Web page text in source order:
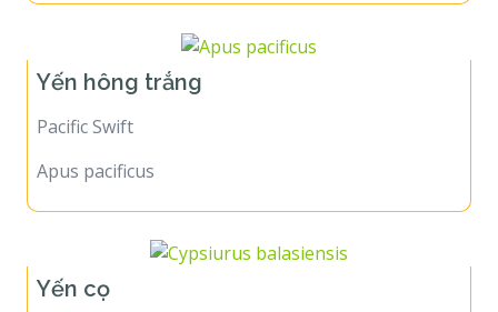
Yến hông trắng
Pacific Swift
Apus pacificus
Yến cọ